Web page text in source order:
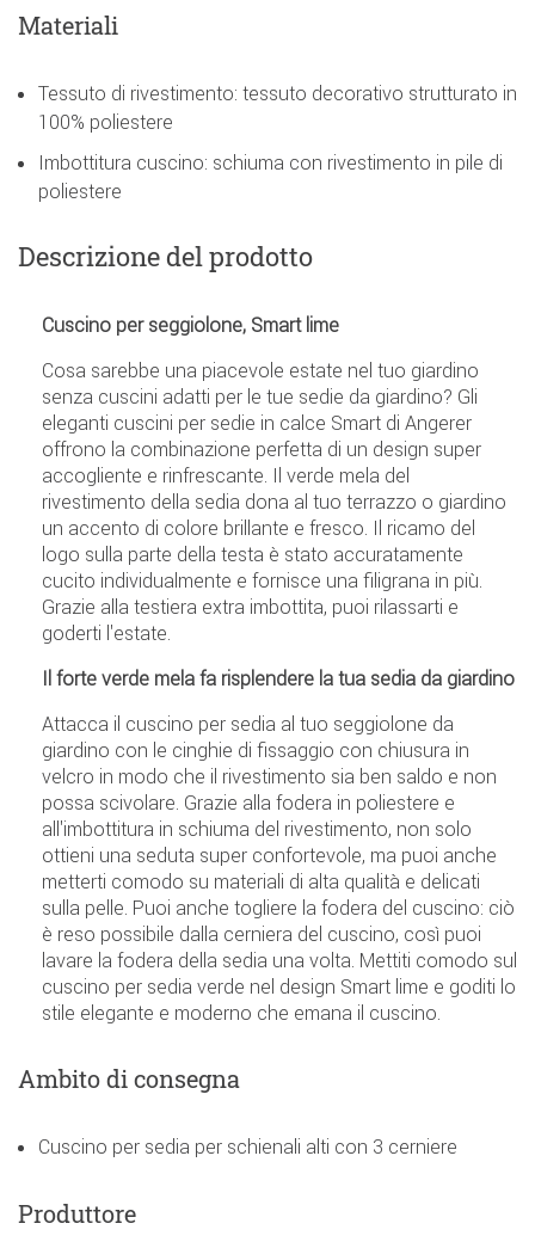
Materiali
Tessuto di rivestimento: tessuto decorativo strutturato in
100% poliestere
Imbottitura cuscino: schiuma con rivestimento in pile di
poliestere
Descrizione del prodotto
Cuscino per seggiolone, Smart lime
Cosa sarebbe una piacevole estate nel tuo giardino
senza cuscini adatti per le tue sedie da giardino? Gli
eleganti cuscini per sedie in calce Smart di Angerer
offrono la combinazione perfetta di un design super
accogliente e rinfrescante. Il verde mela del
rivestimento della sedia dona al tuo terrazzo o giardino
un accento di colore brillante e fresco. Il ricamo del
logo sulla parte della testa è stato accuratamente
cucito individualmente e fornisce una filigrana in più.
Grazie alla testiera extra imbottita, puoi rilassarti e
goderti l'estate.
Il forte verde mela fa risplendere la tua sedia da giardino
Attacca il cuscino per sedia al tuo seggiolone da
giardino con le cinghie di fissaggio con chiusura in
velcro in modo che il rivestimento sia ben saldo e non
possa scivolare. Grazie alla fodera in poliestere e
all'imbottitura in schiuma del rivestimento, non solo
ottieni una seduta super confortevole, ma puoi anche
metterti comodo su materiali di alta qualità e delicati
sulla pelle. Puoi anche togliere la fodera del cuscino: ciò
è reso possibile dalla cerniera del cuscino, così puoi
lavare la fodera della sedia una volta. Mettiti comodo sul
cuscino per sedia verde nel design Smart lime e goditi lo
stile elegante e moderno che emana il cuscino.
Ambito di consegna
Cuscino per sedia per schienali alti con 3 cerniere
Produttore